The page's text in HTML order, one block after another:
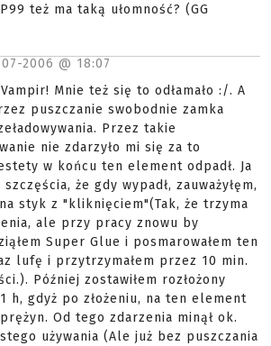
też ma taką ułomność? (GG
2006 @ 18:07
Mnie też się to odłamało :/. A
puszczanie swobodnie zamka
Przez takie
nie zdarzyło mi się za to
w końcu ten element odpadł. Ja
że gdy wypadł, zauważyłęm,
styk z "kliknięciem"(Tak, że trzyma
ale przy pracy znowu by
Super Glue i posmarowałem ten
lufę i przytrzymałem przez 10 min.
Później zostawiłem rozłożony
h, gdyż po złożeniu, na ten element
Od tego zdarzenia minął ok.
używania (Ale już bez puszczania